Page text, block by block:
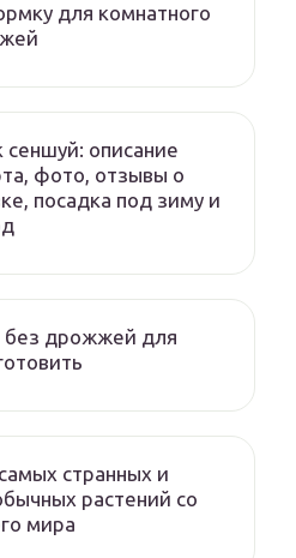
для комнатного
сеншуй: описание
фото, отзывы о
посадка под зиму и
без дрожжей для
странных и
растений со
мира